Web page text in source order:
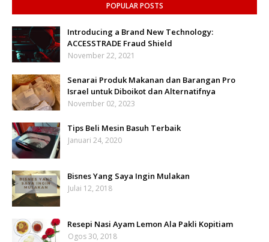
POPULAR POSTS
Introducing a Brand New Technology:
ACCESSTRADE Fraud Shield
November 22, 2021
Senarai Produk Makanan dan Barangan Pro
Israel untuk Diboikot dan Alternatifnya
November 02, 2023
Tips Beli Mesin Basuh Terbaik
Januari 24, 2020
Bisnes Yang Saya Ingin Mulakan
Julai 12, 2018
Resepi Nasi Ayam Lemon Ala Pakli Kopitiam
Ogos 30, 2018